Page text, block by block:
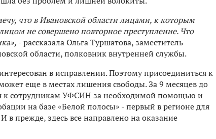
что в Ивановской области лицами, к которым
не совершено повторное преступление. Что
-рассказала Ольга Туршатова, заместитель
области, полковник внутренней службы.
в исправлении. Поэтому присоединиться к
еще в местах лишения свободы. За 9 месяцев до
к сотрудникам УФСИН за необходимой помощью и
на базе «Белой полосы» - первый в регионе для
прежде, здесь все направлено на оказание